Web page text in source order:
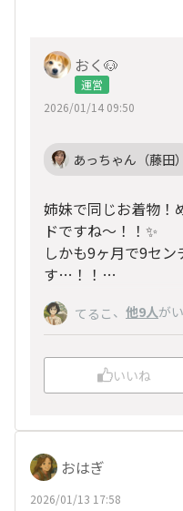
おく🐶
運営
2026/01/14 09:50
あっちゃん（藤田）
姉妹で同じお着物！
ドですね～！！✨
しかも9ヶ月で9セ
す…！！
HAPPYな思い出が
した🎶てるこ 、 他9人が
いいね
おはぎ
2026/01/13 17:58